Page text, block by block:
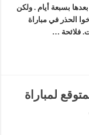
بسبعة أيام . ولكن
أن يتوخوا الحذر في مباراة
فلائحة …
لمباراة